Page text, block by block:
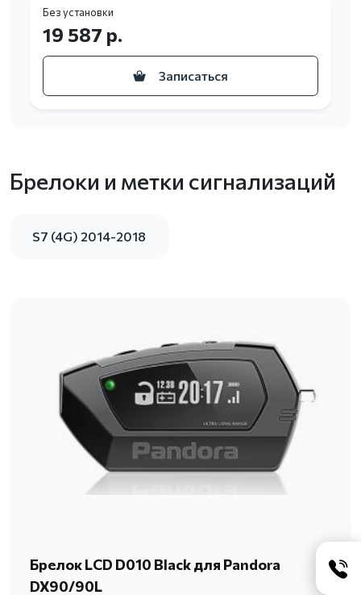
Без установки
19 587 р.
Записаться
Брелоки и метки сигнализаций
S7 (4G) 2014-2018
Брелок LCD D010 Black для Pandora
DX90/90L